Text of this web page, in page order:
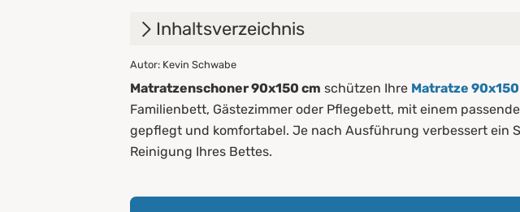
Inhaltsverzeichnis
1. Was ist ein Matratzenschoner?
2. Arten von Matratzenschonern
2.1 Matratzenauflagen
Autor: Kevin Schwabe
Matratzenschoner 90x150 cm schützen Ihre Matratze
Familienbett, Gästezimmer oder Pflegebett, mit einem
gepflegt und komfortabel. Je nach Ausführung verbessert ein
Reinigung Ihres Bettes.